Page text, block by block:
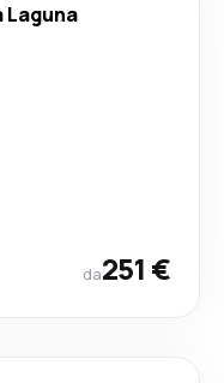
Laguna
da251 €